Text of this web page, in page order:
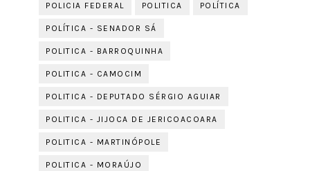
POLICIA FEDERAL POLITICA POLÍTICA
POLÍTICA - SENADOR SÁ
POLITICA - BARROQUINHA
POLITICA - CAMOCIM
POLITICA - DEPUTADO SÉRGIO AGUIAR
POLITICA - JIJOCA DE JERICOACOARA
POLITICA - MARTINÓPOLE
POLITICA - MORAÚJO